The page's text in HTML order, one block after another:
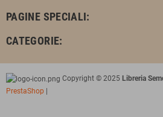
PAGINE SPECIALI:
CATEGORIE:
Copyright © 2025 Libreria
PrestaShop